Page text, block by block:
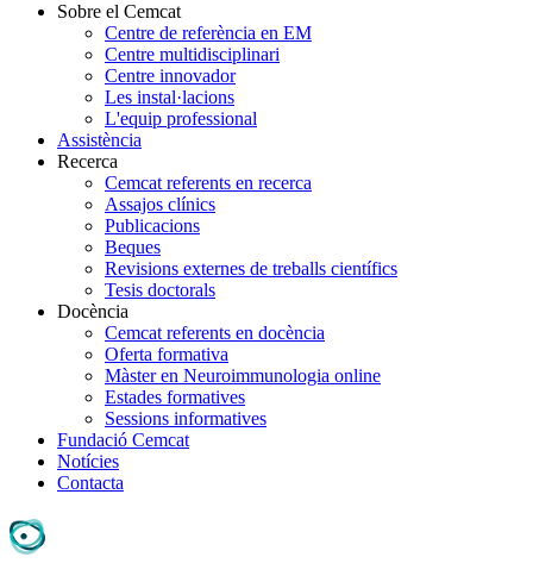
Sobre el Cemcat
Centre de referència en EM
Centre multidisciplinari
Centre innovador
Les instal·lacions
L'equip professional
Assistència
Recerca
Cemcat referents en recerca
Assajos clínics
Publicacions
Beques
Revisions externes de treballs científics
Tesis doctorals
Docència
Cemcat referents en docència
Oferta formativa
Màster en Neuroimmunologia online
Estades formatives
Sessions informatives
Fundació Cemcat
Notícies
Contacta